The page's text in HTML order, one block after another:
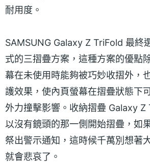
耐用度。
SAMSUNG Galaxy Z TriFold 最終
式的三摺疊方案，這種方案的優點
幕在未使用時能夠被巧妙收摺外，
護效果，使內頁螢幕在摺疊狀態下
外力撞擊影響。收納摺疊 Galaxy Z
以沒有鏡頭的那一側開始摺疊，如
祭出警示通知，這時候千萬別想著
就會悲哀了。